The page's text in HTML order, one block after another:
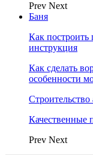
Prev Next
Баня
Как построить
инструкция
Как сделать
особенности
Качественные
Prev Next